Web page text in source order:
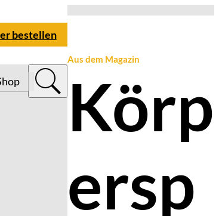
bestellen
Aus dem Magazin
Körp
ersp